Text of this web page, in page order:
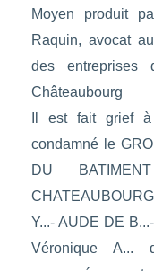
Moyen produit
Raquin, avocat
des
Châteaubourg
Il est fait grief à
condamné le
DU
Y...- AUDE DE
Véronique A...